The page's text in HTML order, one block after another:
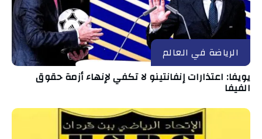
الرياضة في العالم
يويفا: اعتذارات إنفانتينو لا تكفي لإنهاء أزمة حقوق
الفيفا